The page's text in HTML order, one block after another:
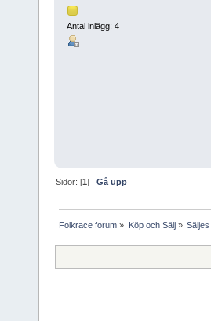
Antal inlägg: 4
Sidor: [1]Gå upp
Folkrace forum » Köp och Sälj» Säljes